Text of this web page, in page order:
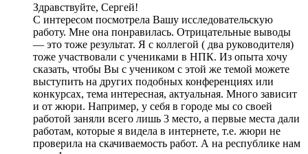
Здравствуйте, Сергей!
С интересом посмотрела Вашу исследовательскую
работу. Мне она понравилась. Отрицательные выводы
— это тоже результат. Я с коллегой ( два руководителя)
тоже участвовали с учениками в НПК. Из опыта хочу
сказать, чтобы Вы с учеником с этой же темой можете
выступить на других подобных конференциях или
конкурсах, тема интересная, актуальная. Много зависит
и от жюри. Например, у себя в городе мы со своей
работой заняли всего лишь 3 место, а первые места дали
работам, которые я видела в интернете, т.е. жюри не
проверила на скачиваемость работ. А на республике нам